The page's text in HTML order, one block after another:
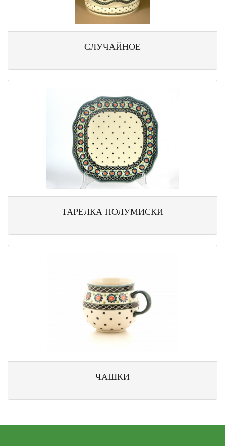
СЛУЧАЙНОЕ
ТАРЕЛКА ПОЛУМИСКИ
ЧАШКИ